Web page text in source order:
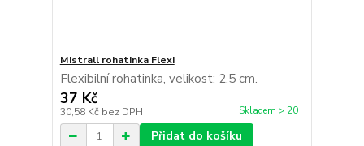
Mistrall rohatinka Flexi
Flexibilní rohatinka, velikost: 2,5 cm.
37 Kč
30,58 Kč bez DPH Skladem > 20
Přidat do košíku